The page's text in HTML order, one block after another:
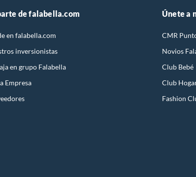
de falabella.com
en falabella.com
inversionistas
en grupo Falabella
Empresa
Únete a
CMR
Novios
Club Bebé
Club
Fashion